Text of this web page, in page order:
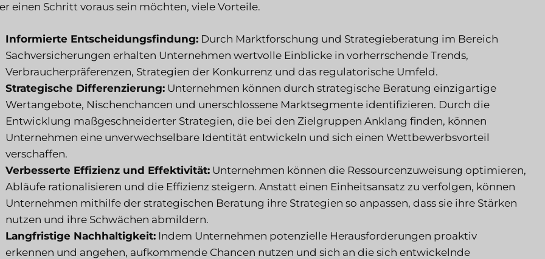
einen Schritt voraus sein möchten, viele Vorteile.
Informierte Entscheidungsfindung: Durch Marktforschung und Strategieberatung im Bereich
Sachversicherungen erhalten Unternehmen wertvolle Einblicke in vorherrschende Trends,
Verbraucherpräferenzen, Strategien der Konkurrenz und das regulatorische Umfeld.
Strategische Differenzierung: Unternehmen können durch strategische Beratung einzigartige
Wertangebote, Nischenchancen und unerschlossene Marktsegmente identifizieren. Durch die
Entwicklung maßgeschneiderter Strategien, die bei den Zielgruppen Anklang finden, können
Unternehmen eine unverwechselbare Identität entwickeln und sich einen Wettbewerbsvorteil
verschaffen.
Verbesserte Effizienz und Effektivität: Unternehmen können die Ressourcenzuweisung optimieren,
Abläufe rationalisieren und die Effizienz steigern. Anstatt einen Einheitsansatz zu verfolgen, können
Unternehmen mithilfe der strategischen Beratung ihre Strategien so anpassen, dass sie ihre Stärken
nutzen und ihre Schwächen abmildern.
Langfristige Nachhaltigkeit: Indem Unternehmen potenzielle Herausforderungen proaktiv
erkennen und angehen, aufkommende Chancen nutzen und sich an die sich entwickelnde